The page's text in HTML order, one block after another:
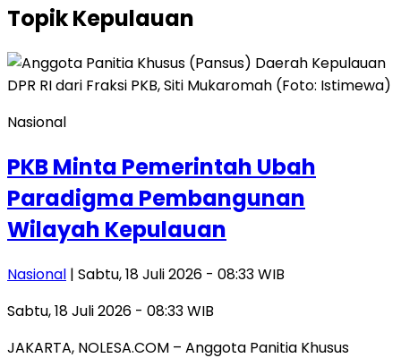
TopikKepulauan
Nasional
PKB Minta Pemerintah Ubah
Paradigma Pembangunan
Wilayah Kepulauan
Nasional | Sabtu, 18 Juli 2026 - 08:33 WIB
Sabtu, 18 Juli 2026 - 08:33 WIB
JAKARTA, NOLESA.COM – Anggota Panitia Khusus